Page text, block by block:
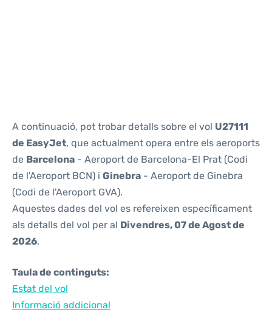
A continuació, pot trobar detalls sobre el vol U27111
de EasyJet, que actualment opera entre els aeroports
de Barcelona - Aeroport de Barcelona-El Prat (Codi
de l'Aeroport BCN) i Ginebra - Aeroport de Ginebra
(Codi de l'Aeroport GVA).
Aquestes dades del vol es refereixen específicament
als detalls del vol per al Divendres, 07 de Agost de
2026.
Taula de continguts:
Estat del vol
Informació addicional